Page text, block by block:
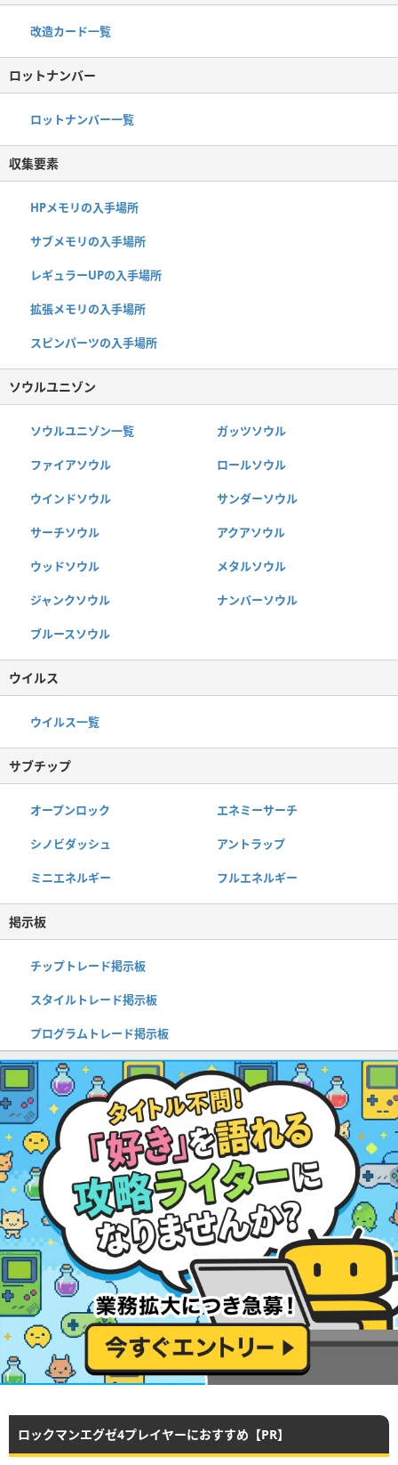
改造カード一覧
ロットナンバー
ロットナンバー一覧
収集要素
HPメモリの入手場所
サブメモリの入手場所
レギュラーUPの入手場所
拡張メモリの入手場所
スピンパーツの入手場所
ソウルユニゾン
ソウルユニゾン一覧 ガッツソウル
ファイアソウル ロールソウル
ウインドソウル サンダーソウル
サーチソウル アクアソウル
ウッドソウル メタルソウル
ジャンクソウル ナンバーソウル
ブルースソウル
ウイルス
ウイルス一覧
サブチップ
オープンロック エネミーサーチ
シノビダッシュ アントラップ
ミニエネルギー フルエネルギー
掲示板
チップトレード掲示板
スタイルトレード掲示板
プログラムトレード掲示板
ロックマンエグゼ4プレイヤーにおすすめ【PR】